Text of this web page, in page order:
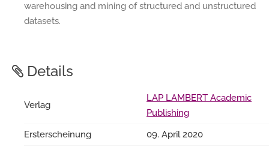
warehousing and mining of structured and unstructured
datasets.
Details
Verlag
LAP LAMBERT Academic
Publishing
Ersterscheinung
09. April 2020